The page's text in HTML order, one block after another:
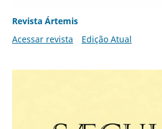
Revista Ártemis
Acessar revista
Edição Atual